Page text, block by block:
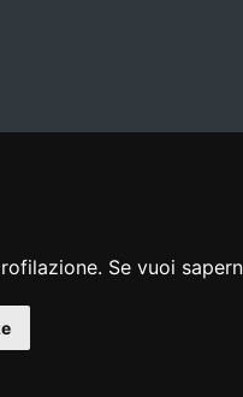
Se vuoi
| feedback